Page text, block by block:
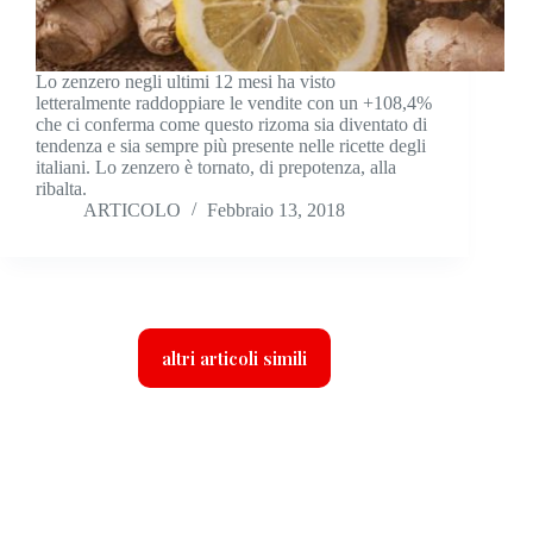
Lo zenzero negli ultimi 12 mesi ha visto
letteralmente raddoppiare le vendite con un +108,4%
che ci conferma come questo rizoma sia diventato di
tendenza e sia sempre più presente nelle ricette degli
italiani. Lo zenzero è tornato, di prepotenza, alla
ribalta.
ARTICOLO
Febbraio 13, 2018
altri articoli simili